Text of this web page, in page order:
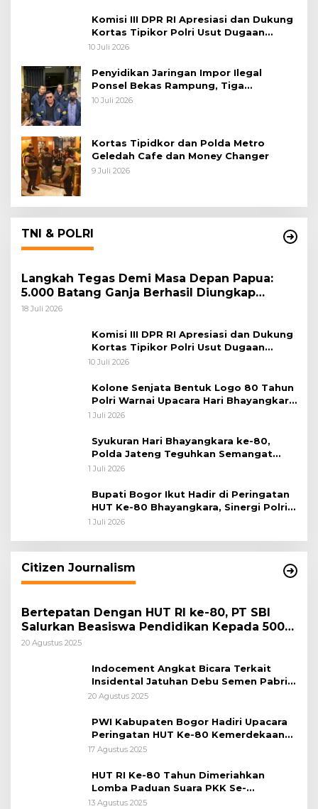
Komisi III DPR RI Apresiasi dan Dukung
Kortas Tipikor Polri Usut Dugaan
Korupsi Batu Bara
10 Juli 2026
Penyidikan Jaringan Impor Ilegal
Ponsel Bekas Rampung, Tiga
Tersangka Sudah P-21 dan Satu Buron
10 Juli 2026
Kortas Tipidkor dan Polda Metro
Geledah Cafe dan Money Changer
9 Juli 2026
TNI & POLRI
Langkah Tegas Demi Masa Depan Papua:
5.000 Batang Ganja Berhasil Diungkap
Koops TNI Habema
18 Juli 2026
Komisi III DPR RI Apresiasi dan Dukung
Kortas Tipikor Polri Usut Dugaan
Korupsi Batu Bara
10 Juli 2026
Kolone Senjata Bentuk Logo 80 Tahun
Polri Warnai Upacara Hari Bhayangkara
ke-80
1 Juli 2026
Syukuran Hari Bhayangkara ke-80,
Polda Jateng Teguhkan Semangat
Pengabdian dan Pererat Kebersamaan
1 Juli 2026
Bupati Bogor Ikut Hadir di Peringatan
HUT Ke-80 Bhayangkara, Sinergi Polri
dan Pemkab Bogor Jadi Kunci Menjaga
1 Juli 2026
Citizen Journalism
Bertepatan Dengan HUT RI ke-80, PT SBI
Salurkan Beasiswa Pendidikan Kepada 500
Pelajar
20 Agustus 2025
Indocement Angkat Bicara Terkait
Insidental Jatuhan Debu Semen Pabrik
Citeureup
20 Agustus 2025
PWI Kabupaten Bogor Hadiri Upacara
Peringatan HUT Ke-80 Kemerdekaan
RI, di Lapangan Tegar Beriman
17 Agustus 2025
HUT RI Ke-80 Tahun Dimeriahkan
Lomba Paduan Suara PKK Se-
Kabupaten Bogor
13 Agustus 2025